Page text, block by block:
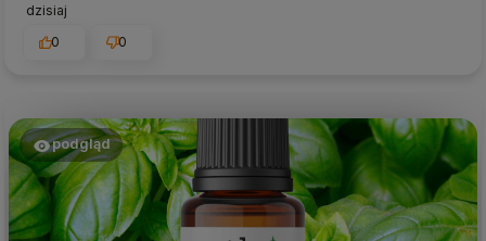
dzisiaj
0
0
podgląd